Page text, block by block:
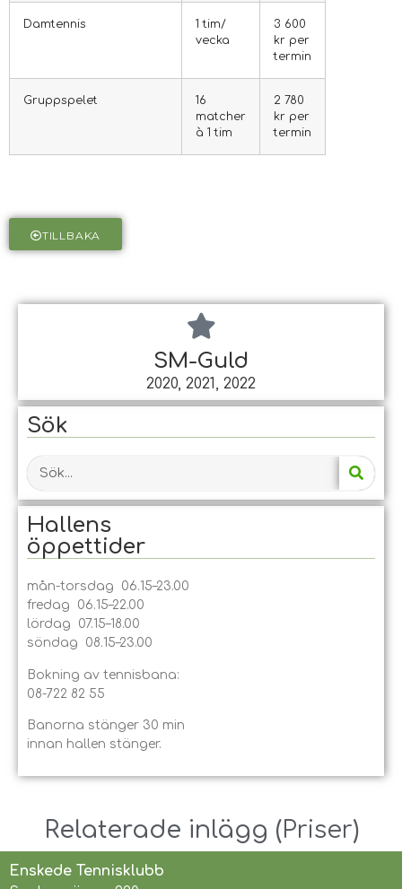
Dam­tennis
1 tim/
vecka
3 600
kr per
termin
Grupp­spelet
16
matcher
à 1 tim
2 780
kr per
termin
TILLBAKA
SM-Guld
2020, 2021, 2022
Sök
Hallens
öppet­tider
mån-torsdag 06.15–23.00
fredag 06.15–22.00
lördag 07.15–18.00
söndag 08.15–23.00
Bokning av tennisbana:
08-722 82 55
Banorna stänger 30 min
innan hallen stänger.
Relaterade inlägg ​(Priser)
Enskede Tennisklubb